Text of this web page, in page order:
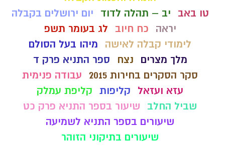
טו באב
יב – תהלה לדוד
יום ירושלים בקבלה
יראה
כח חיוב
לג בעומר תשפ
לימודי קבלה לאישה
מיהו בעל הסולם
מלך מצרים
נצח
ספר התניא פרק ד
סקר הסקרים בחירות 2015
עבודה פנימית
עזא ועזאל
קליפות קליפת עמלק
שביל החלב
שיעור בספר התניא פרק כט
שיעורים בספר התניא לשמיעה
שיעורים בתיקוני הזוהר